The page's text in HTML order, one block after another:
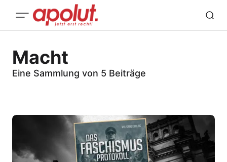
Macht
Eine Sammlung von 5 Beiträge